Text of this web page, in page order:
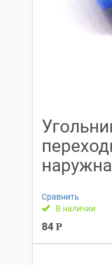
Сравнить
В наличии
84 Р